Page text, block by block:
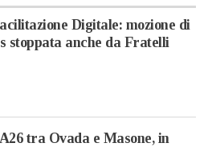
Digitale: mozione di
stoppata anche da Fratelli
tra Ovada e Masone, in